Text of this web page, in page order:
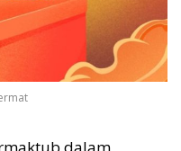
dalam